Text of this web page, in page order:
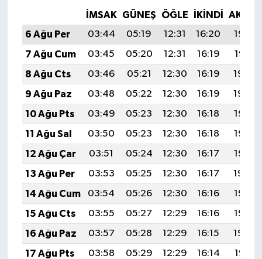
İMSAK GÜNEŞ ÖĞLE İKINDI
6 Ağu Per
03:44 05:19 12:31 16:20
19:32
7 Ağu Cum
03:45 05:20 12:31 16:19
19:31
8 Ağu Cts
03:46 05:21 12:30 16:19
19:30
9 Ağu Paz
03:48 05:22 12:30 16:19
19:29
10 Ağu Pts
03:49 05:23 12:30 16:18
19:28
11 Ağu Sal
03:50 05:23 12:30 16:18
19:27
12 Ağu Çar
03:51 05:24 12:30 16:17
19:25
13 Ağu Per
03:53 05:25 12:30 16:17
19:24
14 Ağu Cum
03:54 05:26 12:30 16:16
19:23
15 Ağu Cts
03:55 05:27 12:29 16:16
19:22
16 Ağu Paz
03:57 05:28 12:29 16:15
19:20
17 Ağu Pts
03:58 05:29 12:29 16:14
19:19